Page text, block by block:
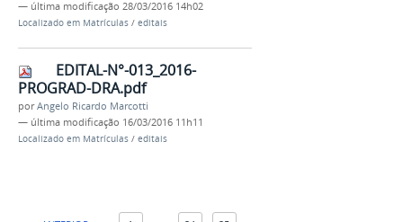
— última modificação 28/03/2016 14h02
Localizado em Matrículas / editais
EDITAL-N°-013_2016-
PROGRAD-DRA.pdf
porAngelo Ricardo Marcotti
— última modificação 16/03/2016 11h11
Localizado em Matrículas / editais